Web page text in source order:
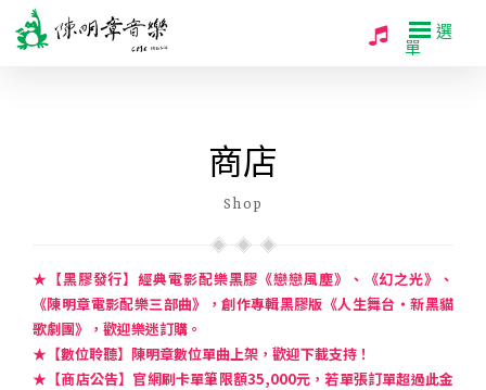
選
單
商店
Shop
★【黑膠發行】經典電影配樂黑膠《戀戀風塵》、《幻之光》、
《陳明章電影配樂三部曲》，創作專輯黑膠版《人生舞台・新黑貓
歌劇團》，歡迎樂迷訂購。
★【數位聆聽】陳明章數位單曲上架，歡迎下載支持！
★【商店公告】官網刷卡單筆限額35,000元，若單張訂單超過此金